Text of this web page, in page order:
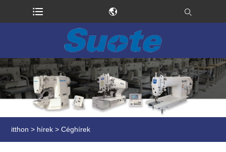
itthon > hírek >Céghírek